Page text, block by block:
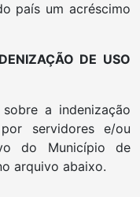
país um acréscimo
DE USO
a indenização
servidores e/ou
do Município de
arquivo abaixo.